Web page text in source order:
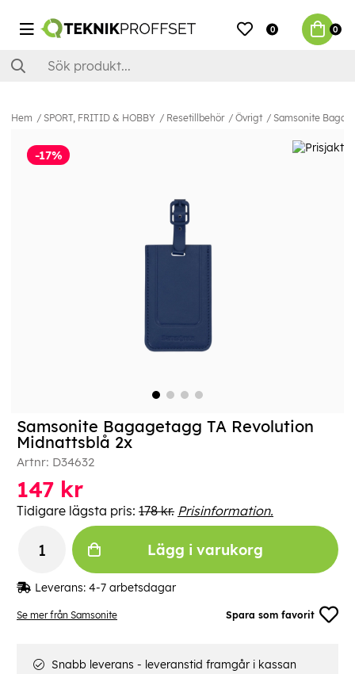
0 0
Hem SPORT, FRITID & HOBBY Resetillbehör Övrigt Samsonite
-17%
Se mer från Samsonite Spara som favorit
Samsonite Bagagetagg TA Revolution
Midnattsblå 2x
Artnr: D34632
147 kr
Tidigare lägsta pris: 178 kr. Prisinformation.
Lägg i varukorg
Leverans: 4-7 arbetsdagar
Snabb leverans - leveranstid framgår i kassan